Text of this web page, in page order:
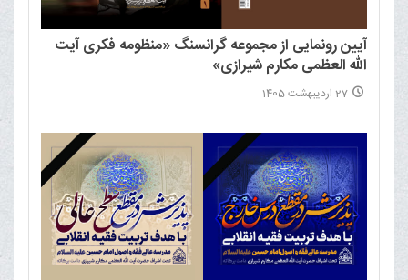
آیین رونمایی از مجموعه گرانسنگ «منظومه فکری آیت
الله العظمی مکارم شیرازی»
27 اردیبهشت 1405